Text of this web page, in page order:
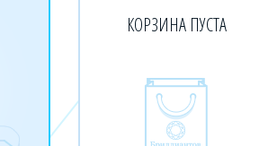
КОРЗИНА ПУСТА